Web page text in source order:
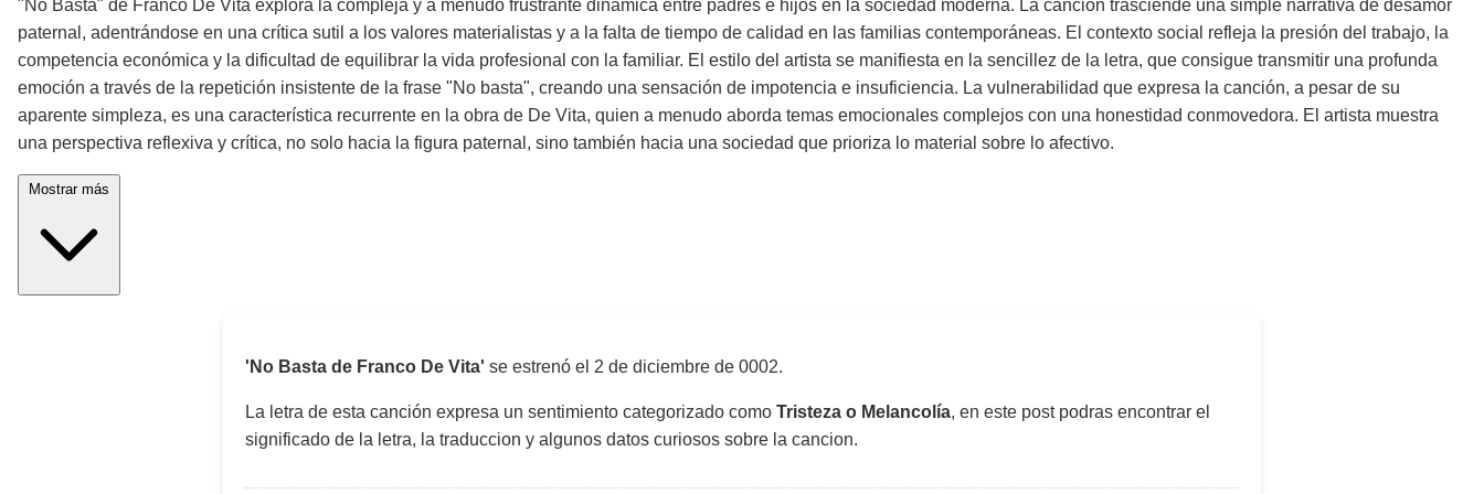
"No Basta" de Franco De Vita explora la compleja y a menudo frustrante dinámica entre padres e hijos en la sociedad moderna. La canción trasciende una simple narrativa de desamor
paternal, adentrándose en una crítica sutil a los valores materialistas y a la falta de tiempo de calidad en las familias contemporáneas. El contexto social refleja la presión del trabajo, la
competencia económica y la dificultad de equilibrar la vida profesional con la familiar. El estilo del artista se manifiesta en la sencillez de la letra, que consigue transmitir una profunda
emoción a través de la repetición insistente de la frase "No basta", creando una sensación de impotencia e insuficiencia. La vulnerabilidad que expresa la canción, a pesar de su
aparente simpleza, es una característica recurrente en la obra de De Vita, quien a menudo aborda temas emocionales complejos con una honestidad conmovedora. El artista muestra
una perspectiva reflexiva y crítica, no solo hacia la figura paternal, sino también hacia una sociedad que prioriza lo material sobre lo afectivo.
'No Basta de Franco De Vita' se estrenó el 2 de diciembre de 0002.
La letra de esta canción expresa un sentimiento categorizado como Tristeza o Melancolía, en este post podras encontrar el
significado de la letra, la traduccion y algunos datos curiosos sobre la cancion.